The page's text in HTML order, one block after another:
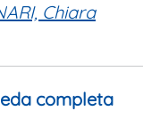
Chiara
completa